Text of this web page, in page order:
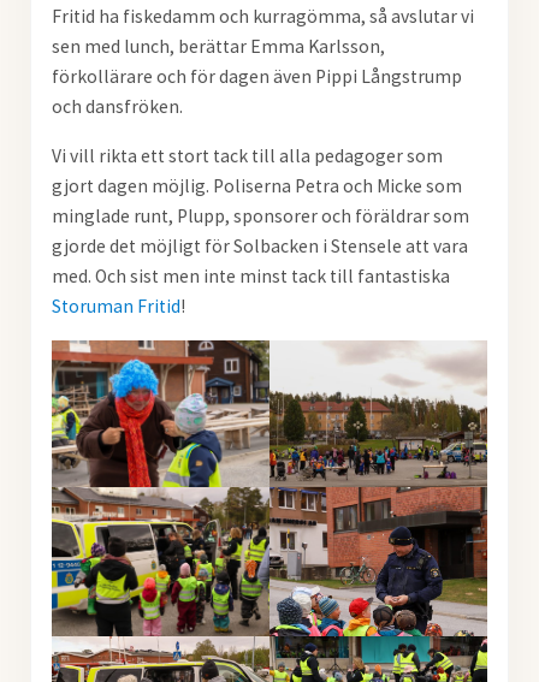
Fritid ha fiskedamm och kurragömma, så avslutar vi
sen med lunch, berättar Emma Karlsson,
förkollärare och för dagen även Pippi Långstrump
och dansfröken.
Vi vill rikta ett stort tack till alla pedagoger som
gjort dagen möjlig. Poliserna Petra och Micke som
minglade runt, Plupp, sponsorer och föräldrar som
gjorde det möjligt för Solbacken i Stensele att vara
med. Och sist men inte minst tack till fantastiska
Storuman Fritid!